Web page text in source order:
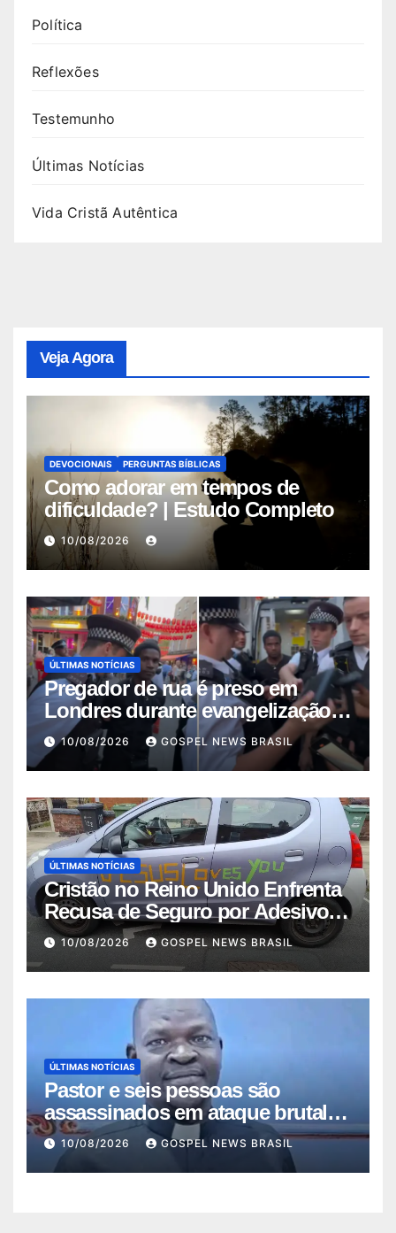
Política
Reflexões
Testemunho
Últimas Notícias
Vida Cristã Autêntica
Veja Agora
DEVOCIONAIS PERGUNTAS BÍBLICAS
Como adorar em tempos de
dificuldade? | Estudo Completo
10/08/2026
ÚLTIMAS NOTÍCIAS
Pregador de rua é preso em
Londres durante evangelização:
“Detid…
10/08/2026 GOSPEL NEWS BRASIL
ÚLTIMAS NOTÍCIAS
Cristão no Reino Unido Enfrenta
Recusa de Seguro por Adesivo
“Jesu…
10/08/2026 GOSPEL NEWS BRASIL
ÚLTIMAS NOTÍCIAS
Pastor e seis pessoas são
assassinados em ataque brutal
no Sudão
10/08/2026 GOSPEL NEWS BRASIL